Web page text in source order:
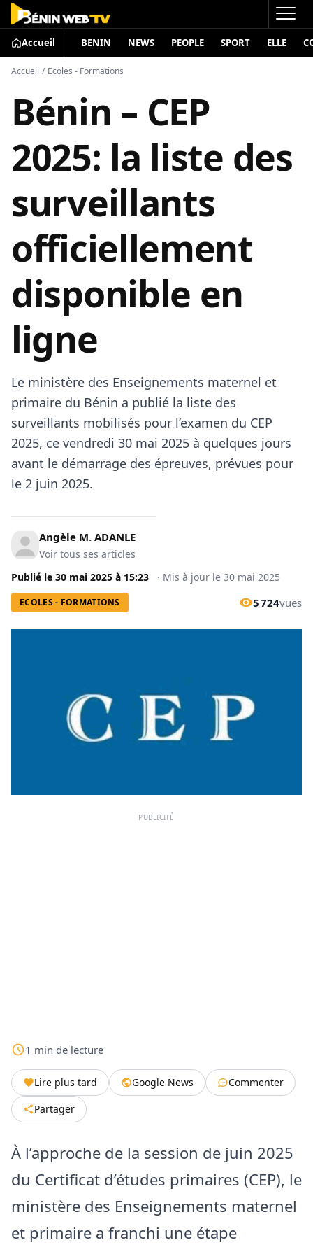
Accueil BENIN NEWS PEOPLE SPORT ELLE
Accueil / Ecoles - Formations
Bénin – CEP
2025: la liste des
surveillants
officiellement
disponible en
ligne
Le ministère des Enseignements maternel et
primaire du Bénin a publié la liste des
surveillants mobilisés pour l’examen du CEP
2025, ce vendredi 30 mai 2025 à quelques jours
avant le démarrage des épreuves, prévues pour
le 2 juin 2025.
Angèle M. ADANLE
Voir tous ses articles
Publié le 30 mai 2025 à 15:23 · Mis à jour le 30 mai 2025
ECOLES - FORMATIONS 5 724vues
PUBLICITÉ
1 min de lecture
Lire plus tard Google News
Commenter
Partager
À l’approche de la session de juin 2025
du Certificat d’études primaires (CEP), le
ministère des Enseignements maternel
et primaire a franchi une étape